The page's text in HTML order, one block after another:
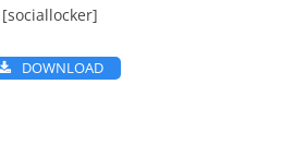
[sociallocker]
DOWNLOAD